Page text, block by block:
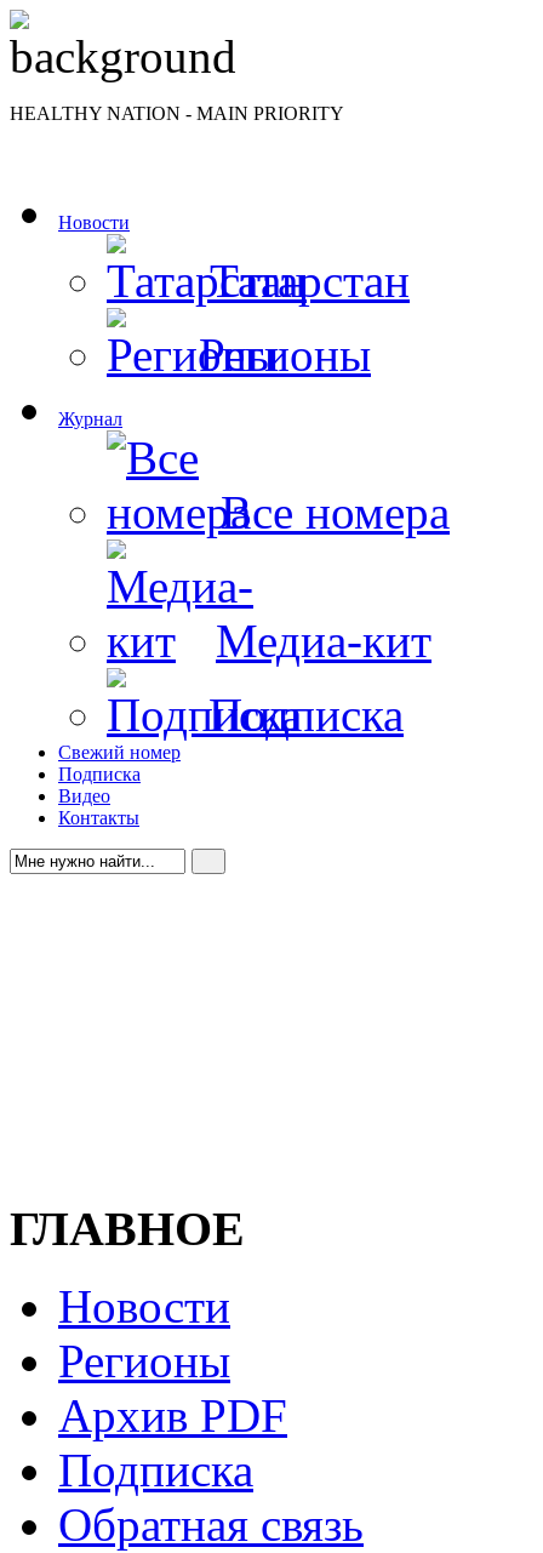
HEALTHY NATION - MAIN PRIORITY
Новости
Татарстан
Регионы
Журнал
Все номера
Медиа-кит
Подписка
Свежий номер
Подписка
Видео
Контакты
ГЛАВНОЕ
Новости
Регионы
Архив PDF
Подписка
Обратная связь